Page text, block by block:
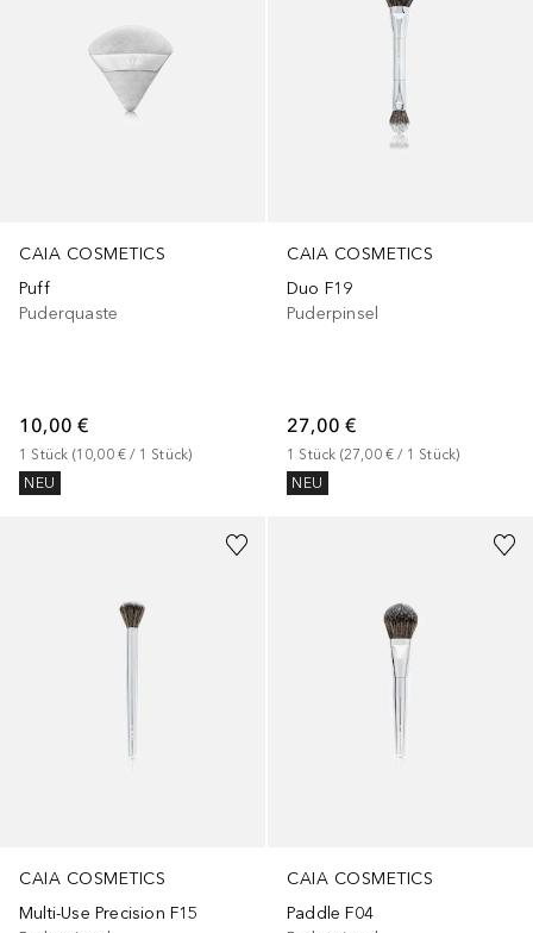
CAIA COSMETICS
Puff
Puderquaste
10,00 €
1 Stück (10,00 € / 1 Stück)
NEU
CAIA COSMETICS
Duo F19
Puderpinsel
27,00 €
1 Stück (27,00 € / 1 Stück)
NEU
CAIA COSMETICS
Multi-Use Precision F15
CAIA COSMETICS
Paddle F04